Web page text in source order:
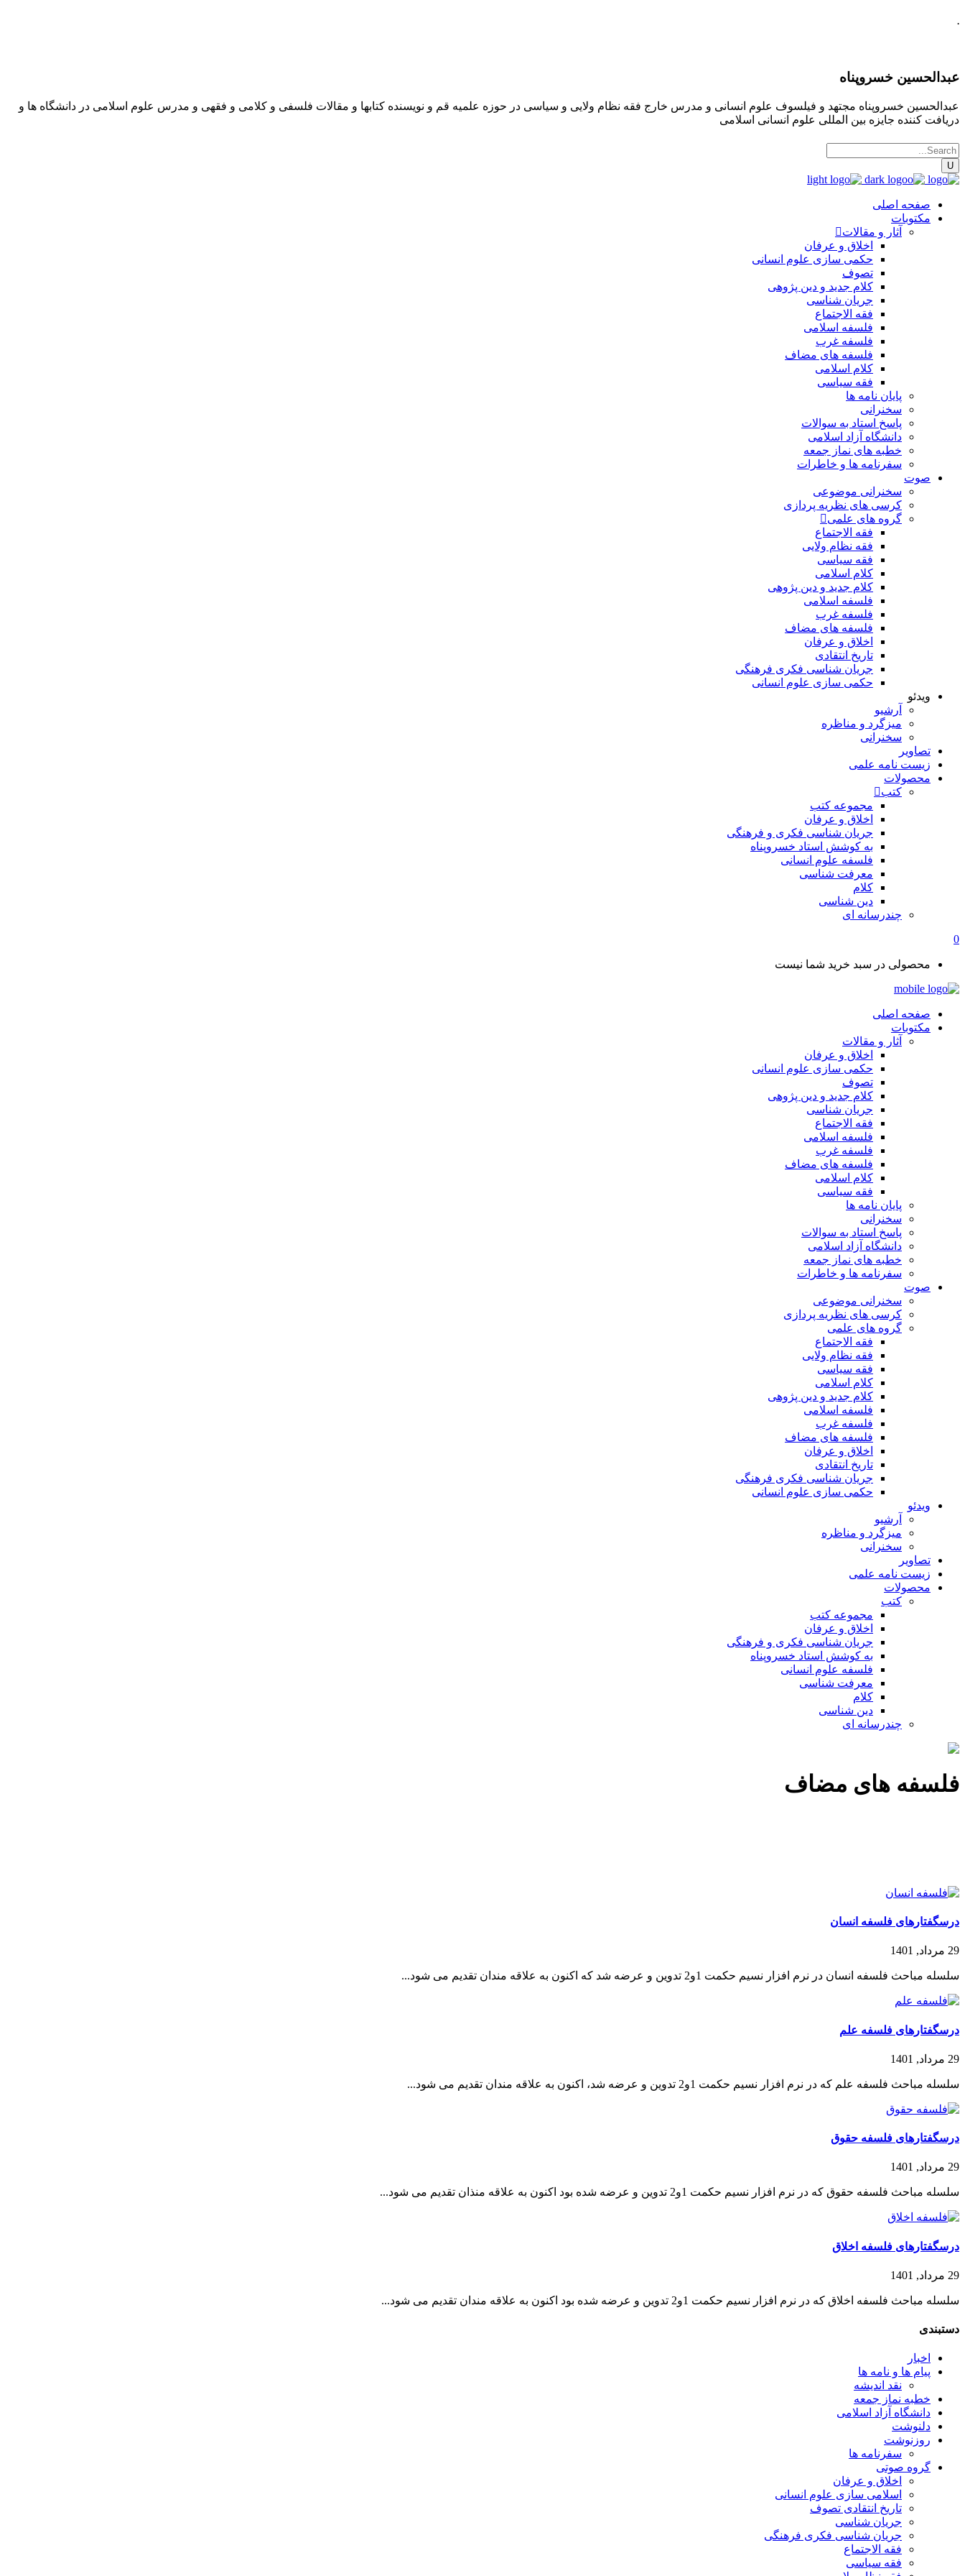
.
عبدالحسین خسروپناه
عبدالحسین خسروپناه مجتهد و فیلسوف علوم انسانی و مدرس خارج فقه نظام ولایی و سیاسی در حوزه علمیه قم و نویسنده کتابها و مقالات فلسفی و کلامی و فقهی و مدرس علوم اسلامی در دانشگاه ها و
دریافت کننده جایزه بین المللی علوم انسانی اسلامی
صفحه اصلی
مکتوبات
آثار و مقالات
اخلاق و عرفان
حکمی سازی علوم انسانی
تصوف
کلام جدید و دین پژوهی
جریان شناسی
فقه الاجتماع
فلسفه اسلامی
فلسفه غرب
فلسفه های مضاف
کلام اسلامی
فقه سیاسی
پایان نامه ها
سخنرانی
پاسخ استاد به سوالات
دانشگاه آزاد اسلامی
خطبه های نماز جمعه
سفرنامه ها و خاطرات
صوت
سخنرانی موضوعی
کرسی های نظریه پردازی
گروه های علمی
فقه الاجتماع
فقه نظام ولایی
فقه سیاسی
کلام اسلامی
کلام جدید و دین پژوهی
فلسفه اسلامی
فلسفه غرب
فلسفه های مضاف
اخلاق و عرفان
تاریخ انتقادی
جریان شناسی فکری فرهنگی
حکمی سازی علوم انسانی
ویدئو
آرشیو
میزگرد و مناظره
سخنرانی
تصاویر
زیست نامه علمی
محصولات
کتب
مجموعه کتب
اخلاق و عرفان
جریان شناسی فکری و فرهنگی
به کوشش استاد خسروپناه
فلسفه علوم انسانی
معرفت شناسی
کلام
دین شناسی
چندرسانه ای
0
محصولی در سبد خرید شما نیست
صفحه اصلی
مکتوبات
آثار و مقالات
اخلاق و عرفان
حکمی سازی علوم انسانی
تصوف
کلام جدید و دین پژوهی
جریان شناسی
فقه الاجتماع
فلسفه اسلامی
فلسفه غرب
فلسفه های مضاف
کلام اسلامی
فقه سیاسی
پایان نامه ها
سخنرانی
پاسخ استاد به سوالات
دانشگاه آزاد اسلامی
خطبه های نماز جمعه
سفرنامه ها و خاطرات
صوت
سخنرانی موضوعی
کرسی های نظریه پردازی
گروه های علمی
فقه الاجتماع
فقه نظام ولایی
فقه سیاسی
کلام اسلامی
کلام جدید و دین پژوهی
فلسفه اسلامی
فلسفه غرب
فلسفه های مضاف
اخلاق و عرفان
تاریخ انتقادی
جریان شناسی فکری فرهنگی
حکمی سازی علوم انسانی
ویدئو
آرشیو
میزگرد و مناظره
سخنرانی
تصاویر
زیست نامه علمی
محصولات
کتب
مجموعه کتب
اخلاق و عرفان
جریان شناسی فکری و فرهنگی
به کوشش استاد خسروپناه
فلسفه علوم انسانی
معرفت شناسی
کلام
دین شناسی
چندرسانه ای
فلسفه های مضاف
درسگفتارهای فلسفه انسان
29 مرداد, 1401
سلسله مباحث فلسفه انسان در نرم افزار نسیم حکمت 1و2 تدوین و عرضه شد که اکنون به علاقه مندان تقدیم می شود...
درسگفتارهای فلسفه علم
29 مرداد, 1401
سلسله مباحث فلسفه علم که در نرم افزار نسیم حکمت 1و2 تدوین و عرضه شد، اکنون به علاقه مندان تقدیم می شود...
درسگفتارهای فلسفه حقوق
29 مرداد, 1401
سلسله مباحث فلسفه حقوق که در نرم افزار نسیم حکمت 1و2 تدوین و عرضه شده بود اکنون به علاقه منذان تقدیم می شود...
درسگفتارهای فلسفه اخلاق
29 مرداد, 1401
سلسله مباحث فلسفه اخلاق که در نرم افزار نسیم حکمت 1و2 تدوین و عرضه شده بود اکنون به علاقه مندان تقدیم می شود...
دستبندی
اخبار
پیام ها و نامه ها
نقد اندیشه
خطبه نماز جمعه
دانشگاه آزاد اسلامی
دلنوشت
روزنوشت
سفرنامه ها
گروه صوتی
اخلاق و عرفان
اسلامی سازی علوم انسانی
تاریخ انتقادی تصوف
جریان شناسی
جریان شناسی فکری فرهنگی
فقه الاجتماع
فقه سیاسی